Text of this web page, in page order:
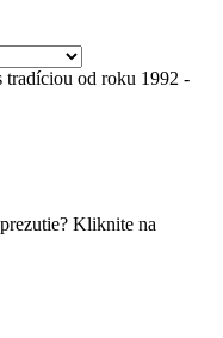
tradíciou od roku 1992 -
Kliknite na